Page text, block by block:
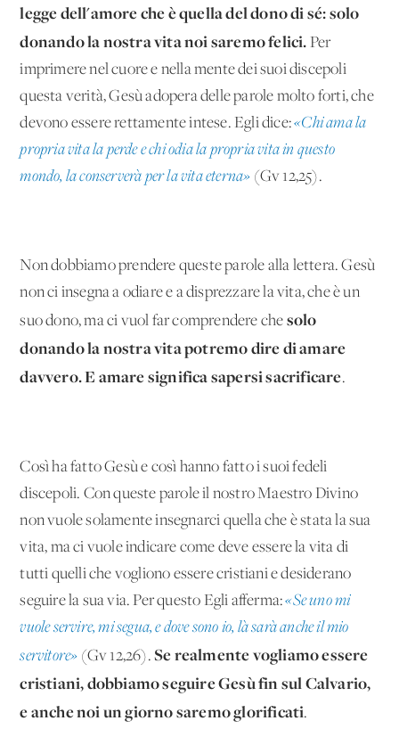
legge dell'amore che è quella del dono di sé: solo
donando la nostra vita noi saremo felici. Per
imprimere nel cuore e nella mente dei suoi discepoli
questa verità, Gesù adopera delle parole molto forti, che
devono essere rettamente intese. Egli dice:«Chi ama la
propria vita la perde e chi odia la propria vita in questo
mondo, la conserverà per la vita eterna» (Gv 12,25).
Non dobbiamo prendere queste parole alla lettera. Gesù
non ci insegna a odiare e a disprezzare la vita, che è un
suo dono, ma ci vuol far comprendere che solo
donando la nostra vita potremo dire di amare
davvero. E amare significa sapersi sacrificare.
Così ha fatto Gesù e così hanno fatto i suoi fedeli
discepoli. Con queste parole il nostro Maestro Divino
non vuole solamente insegnarci quella che è stata la sua
vita, ma ci vuole indicare come deve essere la vita di
tutti quelli che vogliono essere cristiani e desiderano
seguire la sua via. Per questo Egli afferma:«Se uno mi
vuole servire, mi segua, e dove sono io, là sarà anche il mio
servitore» (Gv 12,26).Se realmente vogliamo essere
cristiani, dobbiamo seguire Gesù fin sul Calvario,
e anche noi un giorno saremo glorificati.